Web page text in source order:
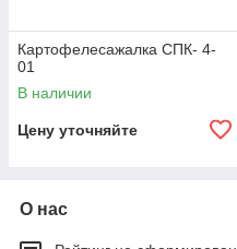
Картофелесажалка СПК- 4-
01
В наличии
Цену уточняйте
О нас